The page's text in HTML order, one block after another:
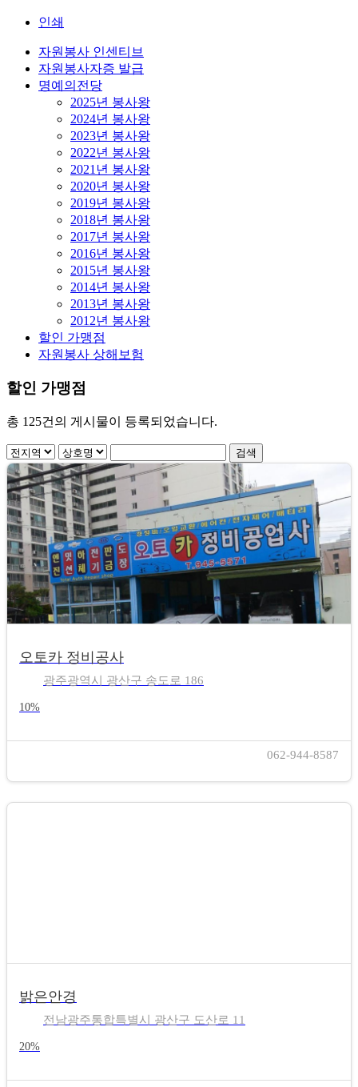
인쇄
자원봉사 인센티브
자원봉사자증 발급
명예의전당
2025년 봉사왕
2024년 봉사왕
2023년 봉사왕
2022년 봉사왕
2021년 봉사왕
2020년 봉사왕
2019년 봉사왕
2018년 봉사왕
2017년 봉사왕
2016년 봉사왕
2015년 봉사왕
2014년 봉사왕
2013년 봉사왕
2012년 봉사왕
할인 가맹점
자원봉사 상해보험
할인 가맹점
총 125건의 게시물이 등록되었습니다.
오토카 정비공사
광주광역시 광산구 송도로 186
10%
062-944-8587
밝은안경
전남광주통합특별시 광산구 도산로 11
20%